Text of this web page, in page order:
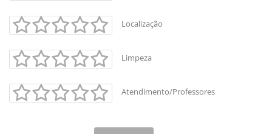
Localização
Limpeza
Atendimento/Professores